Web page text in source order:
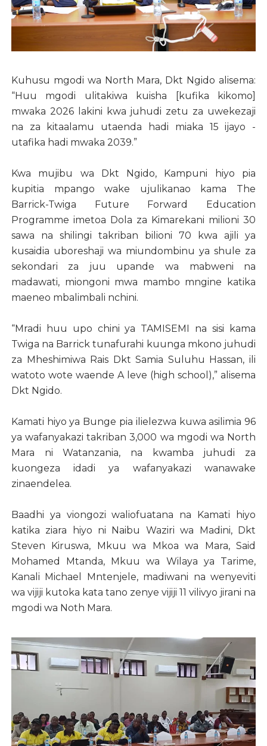
Kuhusu mgodi wa North Mara, Dkt Ngido alisema:
“Huu mgodi ulitakiwa kuisha [kufika kikomo]
mwaka 2026 lakini kwa juhudi zetu za uwekezaji
na za kitaalamu utaenda hadi miaka 15 ijayo -
utafika hadi mwaka 2039.”
Kwa mujibu wa Dkt Ngido, Kampuni hiyo pia
kupitia mpango wake ujulikanao kama The
Barrick-Twiga Future Forward Education
Programme imetoa Dola za Kimarekani milioni 30
sawa na shilingi takriban bilioni 70 kwa ajili ya
kusaidia uboreshaji wa miundombinu ya shule za
sekondari za juu upande wa mabweni na
madawati, miongoni mwa mambo mngine katika
maeneo mbalimbali nchini.
“Mradi huu upo chini ya TAMISEMI na sisi kama
Twiga na Barrick tunafurahi kuunga mkono juhudi
za Mheshimiwa Rais Dkt Samia Suluhu Hassan, ili
watoto wote waende A leve (high school),” alisema
Dkt Ngido.
Kamati hiyo ya Bunge pia ilielezwa kuwa asilimia 96
ya wafanyakazi takriban 3,000 wa mgodi wa North
Mara ni Watanzania, na kwamba juhudi za
kuongeza idadi ya wafanyakazi wanawake
zinaendelea.
Baadhi ya viongozi waliofuatana na Kamati hiyo
katika ziara hiyo ni Naibu Waziri wa Madini, Dkt
Steven Kiruswa, Mkuu wa Mkoa wa Mara, Said
Mohamed Mtanda, Mkuu wa Wilaya ya Tarime,
Kanali Michael Mntenjele, madiwani na wenyeviti
wa vijiji kutoka kata tano zenye vijiji 11 vilivyo jirani na
mgodi wa Noth Mara.